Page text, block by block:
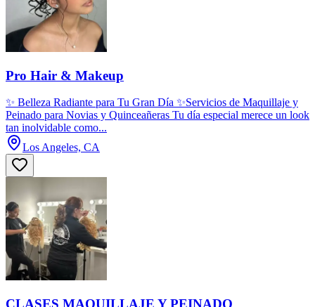
Pro Hair & Makeup
✨ Belleza Radiante para Tu Gran Día ✨Servicios de Maquillaje y
Peinado para Novias y Quinceañeras Tu día especial merece un look
tan inolvidable como...
Los Angeles, CA
CLASES MAQUILLAJE Y PEINADO